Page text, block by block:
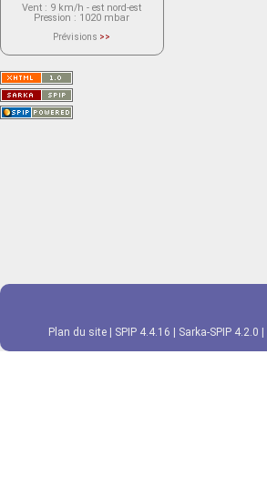
Vent : 9 km/h - est nord-est
Pression : 1020 mbar
Prévisions >>
actuellement aucune prévision
Saint-Nom.
Veuillez consulter le message du
service ci-dessous.
(401 - Invalid API key. Please see
https://openweathermap.org/faq#error401
Plan du site SPIP 4.4.16 Sarka-SPIP 4.2.0